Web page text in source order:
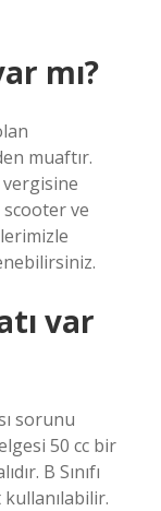
mı?
muaftır.
ve
var
sorunu
50 cc bir
B Sınıfı